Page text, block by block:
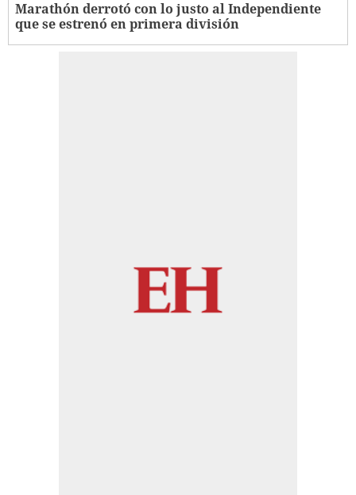
Marathón derrotó con lo justo al Independiente
que se estrenó en primera división